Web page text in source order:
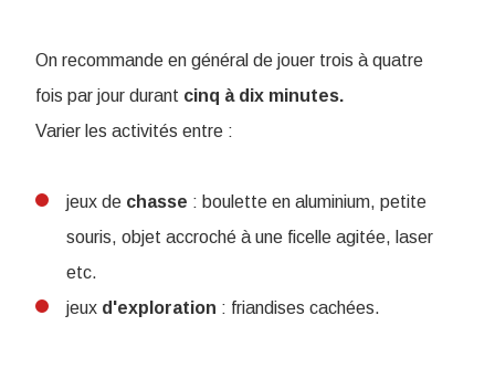
On recommande en général de jouer trois à quatre
fois par jour durant cinq à dix minutes.
Varier les activités entre :
jeux de chasse : boulette en aluminium, petite
souris, objet accroché à une ficelle agitée, laser
etc.
jeux d'exploration : friandises cachées.